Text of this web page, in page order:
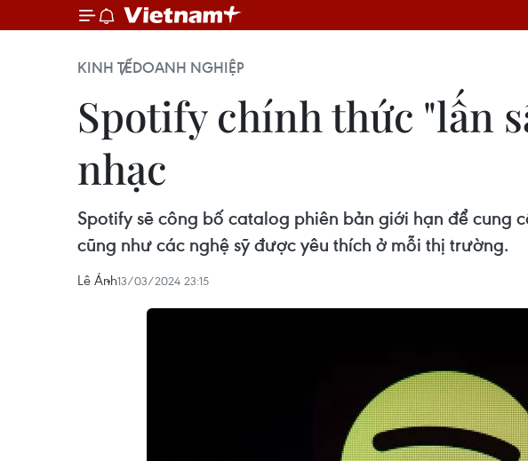
KINH TẾDOANH NGHIỆP
Spotify chính thức "lấn
nhạc
Spotify sẽ công bố catalog phiên bản giới hạn để cung
cũng như các nghệ sỹ được yêu thích ở mỗi thị trường.
Lê Ánh13/03/2024 23:15